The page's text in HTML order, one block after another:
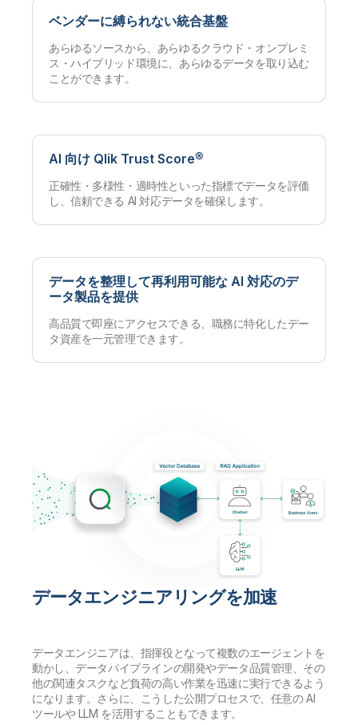
ベンダーに縛られない統合基盤
あらゆるソースから、あらゆるクラウド・オンプレミ
ス・ハイブリッド環境に、あらゆるデータを取り込む
ことができます。
AI 向け Qlik Trust Score®
正確性・多様性・適時性といった指標でデータを評価
し、信頼できる AI 対応データを確保します。
データを整理して再利用可能な AI 対応のデ
ータ製品を提供
高品質で即座にアクセスできる、職務に特化したデー
タ資産を一元管理できます。
データエンジニアリングを加速
データエンジニアは、指揮役となって複数のエージェントを
動かし、データパイプラインの開発やデータ品質管理、その
他の関連タスクなど負荷の高い作業を迅速に実行できるよう
になります。さらに、こうした公開プロセスで、任意の AI
ツールや LLM を活用することもできます。